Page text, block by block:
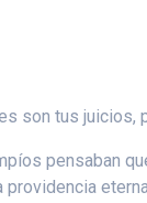
son tus
pensaban